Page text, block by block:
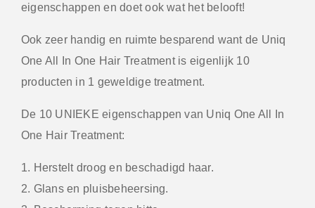
eigenschappen en doet ook wat het belooft!
Ook zeer handig en ruimte besparend want de Uniq
One All In One Hair Treatment is eigenlijk 10
producten in 1 geweldige treatment.
De 10 UNIEKE eigenschappen van Uniq One All In
One Hair Treatment:
1. Herstelt droog en beschadigd haar.
2. Glans en pluisbeheersing.